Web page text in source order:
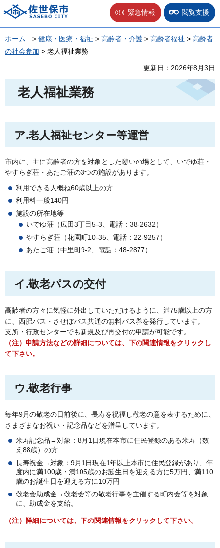
佐世保市 緊急情報 閲覧支援
ホーム > 健康・医療・福祉 > 高齢者・介護 > 高齢者福祉 > 高齢者
の社会参加 > 老人福祉業務
更新日：2026年8月3日
老人福祉業務
ア.老人福祉センター等運営
市内に、主に高齢者の方を対象とした憩いの場として、いでゆ荘・
やすらぎ荘・あたご荘の3つの施設があります。
利用できる人概ね60歳以上の方
利用料一般140円
施設の所在地等
いでゆ荘（広田3丁目5-3、電話：38-2632）
やすらぎ荘（花園町10-35、電話：22-9257）
あたご荘（中里町9-2、電話：48-2877）
イ.敬老パスの交付
高齢者の方々に気軽に外出していただけるように、満75歳以上の方
に、西肥バス・させぼバス共通の無料パス券を発行しています。
支所・行政センターでも新規及び再交付の申請が可能です。
（注）申請方法などの詳細については、下の関連情報をクリックし
て下さい。
ウ.敬老行事
毎年9月の敬老の日前後に、長寿を祝福し敬老の意を表するために、
さまざまなお祝い・記念品などを贈呈しています。
米寿記念品→対象：8月1日現在本市に住民登録のある米寿（数
え88歳）の方
長寿祝金→対象：9月1日現在1年以上本市に住民登録があり、年
度内に満100歳・満105歳のお誕生日を迎える方に5万円、満110
歳のお誕生日を迎える方に10万円
敬老会助成金→敬老会等の敬老行事を主催する町内会等を対象
に、助成金を支給。
（注）詳細については、下の関連情報をクリックして下さい。